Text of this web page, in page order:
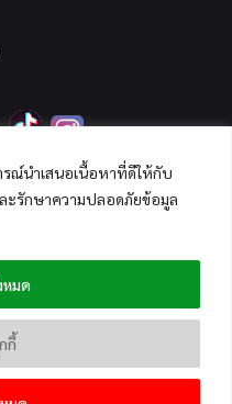
ณ์นำเสนอเนื้อหาที่ดีให้กับ
ะรักษาความปลอดภัยข้อมูล
กี้
มด